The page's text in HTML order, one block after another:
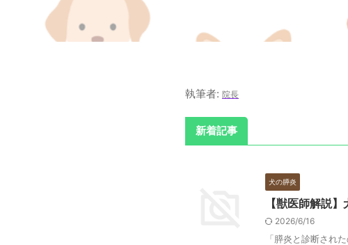
執筆者: 院長
新着記事
犬の膵炎
【獣医師解説
2026/6/16
「膵炎と診断され